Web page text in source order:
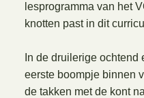
lesprogramma van het
knotten past in dit
In de druilerige
eerste boompje binnen
de takken met de kont